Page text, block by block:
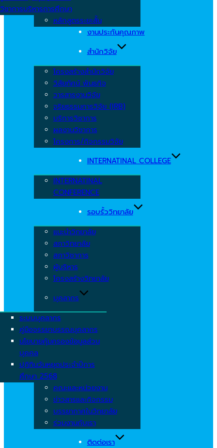
ชาการบริหารการศึกษา
หลักสูตรระยะสั้น
งานประกันคุณภาพ
สำนักวิจัย
โครงสร้างสำนักวิจัย
วิสัยทัศน์ พันธกิจ
วารสารงานวิจัย
จริยธรรมการวิจัย (IRB)
บริการวิชาการ
ผลงานวิชาการ
โครงการ/กิจกรรมวิจัย
INTERNATINAL COLLEGE
INTERNATINAL
CONFERENCE
รอบรั้ววิทยาลัย
แนะนำวิทยาลัย
สภาวิทยาลัย
สภาวิชาการ
ผู้บริหาร
โครงสร้างวิทยาลัย
บุคลากร
ระบบบุคลากร
คู่มือจรรยาบรรณบุคลากร
นโยบายคุ้มครองข้อมูลส่วน
บุคคล
ปฏิทินวันหยุดประจำปีการ
ศึกษา 2568
คณะและหน่วยงาน
ข่าวสารและกิจกรรม
บรรยากาศในวิทยาลัย
ร่วมงานกับเรา
ติดต่อเรา